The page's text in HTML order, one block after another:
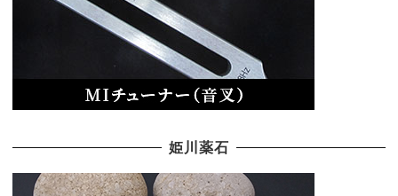
姫川薬石